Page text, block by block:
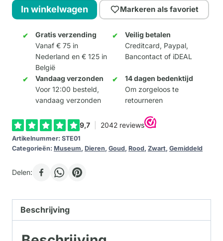
Le
Chat
Noir
aantal
In winkelwagen Markeren als favoriet
Gratis verzending
Vanaf € 75 in
Nederland en € 125 in
België
Veilig betalen
Creditcard, Paypal,
Bancontact of iDEAL
Vandaag verzonden
Voor 12:00 besteld,
vandaag verzonden
14 dagen bedenktijd
Om zorgeloos te
retourneren
Artikelnummer: STE01
Categorieën: Museum, Dieren, Goud, Rood, Zwart, Gemiddeld
Delen:
Beschrijving